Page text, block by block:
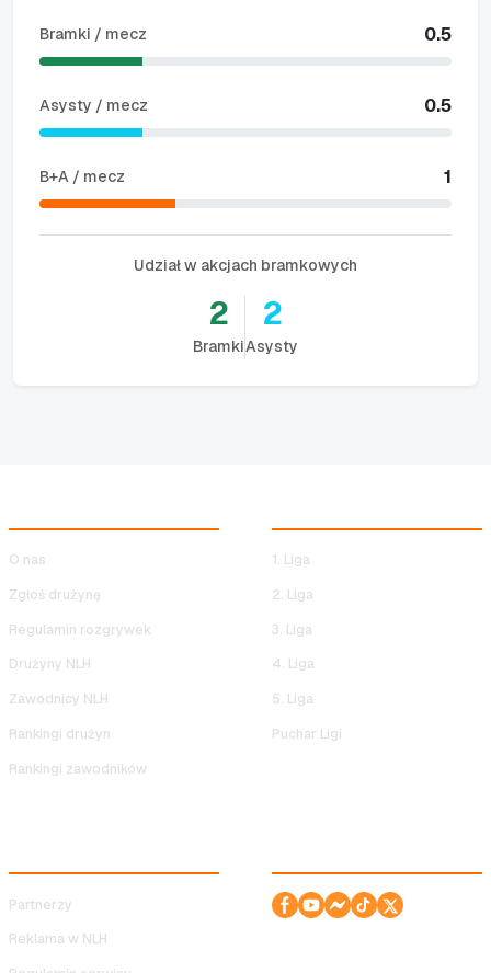
Bramki / mecz 0.5
Asysty / mecz 0.5
B+A / mecz 1
Udział w akcjach bramkowych
2
Bramki
2
Asysty
O nas
Zgłoś drużynę
Regulamin rozgrywek
Drużyny NLH
Zawodnicy NLH
Rankingi drużyn
Rankingi zawodników
1. Liga
2. Liga
3. Liga
4. Liga
5. Liga
Puchar Ligi
Partnerzy
Reklama w NLH